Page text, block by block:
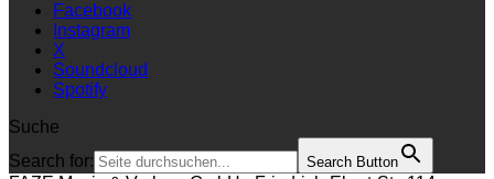
Facebook
Instagram
X
Soundcloud
Spotify
Suche
Search for:
Search Button